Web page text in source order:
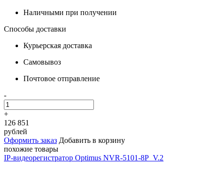
Наличными при получении
Способы доставки
Курьерская доставка
Самовывоз
Почтовое отправление
-
+
126 851
рублей
Оформить заказ Добавить в корзину
похожие товары
IP-видеорегистратор Optimus NVR-5101-8P_V.2